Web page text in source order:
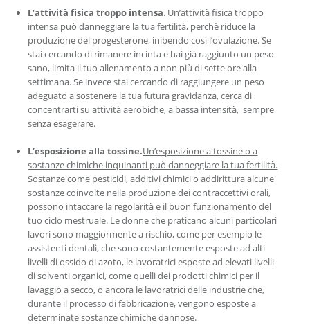
L’attività fisica troppo intensa. Un’attività fisica troppo
intensa può danneggiare la tua fertilità, perchè riduce la
produzione del progesterone, inibendo così l’ovulazione. Se
stai cercando di rimanere incinta e hai già raggiunto un peso
sano, limita il tuo allenamento a non più di sette ore alla
settimana. Se invece stai cercando di raggiungere un peso
adeguato a sostenere la tua futura gravidanza, cerca di
concentrarti su attività aerobiche, a bassa intensità, sempre
senza esagerare.
L’esposizione alla tossine.Un’esposizione a tossine o a
sostanze chimiche inquinanti può danneggiare la tua fertilità.
Sostanze come pesticidi, additivi chimici o addirittura alcune
sostanze coinvolte nella produzione dei contraccettivi orali,
possono intaccare la regolarità e il buon funzionamento del
tuo ciclo mestruale. Le donne che praticano alcuni particolari
lavori sono maggiormente a rischio, come per esempio le
assistenti dentali, che sono costantemente esposte ad alti
livelli di ossido di azoto, le lavoratrici esposte ad elevati livelli
di solventi organici, come quelli dei prodotti chimici per il
lavaggio a secco, o ancora le lavoratrici delle industrie che,
durante il processo di fabbricazione, vengono esposte a
determinate sostanze chimiche dannose.